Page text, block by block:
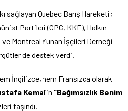
sağlayan Quebec Barış Hareketi;
Partileri (CPC, KKE), Halkın
Montreal Yunan İşçileri Derneği
de destek verdi.
İngilizce, hem Fransızca olarak
Kemal’in “Bağımsızlık Benim
taşındı.